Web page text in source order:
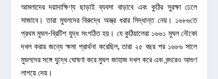
আমলাদের দয়াদাক্ষিণ্য ছাড়াই ব্যবসা বাড়াবে এবং কুঠির সুরক্ষা ঢেলে
সাজাবে। তারা মুঘলদের বিরুদ্ধে অস্ত্র ধরার সিদ্ধান্ত নেয়। ১৬৮৬তে
প্রথম মুঘল-ব্রিটিশ যুদ্ধ সংগঠিত হয়। যে কুঠিয়ালেরা ১৬৬১ মুঘল নৌকো
দখল করার জন্যে ক্ষমা প্রার্থনা করেছিল, তারা ২৫ বছর পর ১৬৮৬ সালে
মুঘলদের সঙ্গে যুদ্ধে ঘোষণা করে মুঘল জাহাজ দখল করে এবং বন্দরেও আগুণ
লাগয়ে দেয়।